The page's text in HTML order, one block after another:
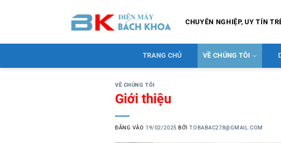
dung
CHUYÊN NGHIỆP, UY TÍN
TRANG CHỦ VỀ CHÚNG TÔI
VỀ CHÚNG TÔI
Giới thiệu
ĐĂNG VÀO 19/02/2025 BỞITOBABAC278@GMAIL.COM